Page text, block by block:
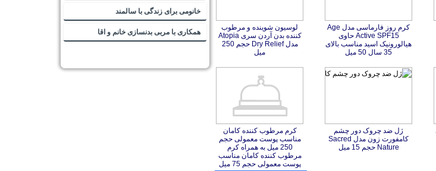
کرم روز فارماسی مدل Age
Active SPF15 حاوی
هیالورونیک اسید مناسب بالای
35 سال 50 میل
لوسیون شوینده و مرطوب
کننده بدن آردن سری Atopia
مدل Dry Relief حجم 250
میل
ژل ضد چروک دور چشم
کامفورت زون مدل Sacred
Nature حجم 15 میل
کرم مرطوب کننده کامان
مناسب پوست معمولی حجم
250 میل به همراه کرم
مرطوب کننده کامان مناسب
پوست معمولی حجم 75 میل
خانومی برای زندگی با سالمند
همکاری با مربی بدنسازی خانم و اقا